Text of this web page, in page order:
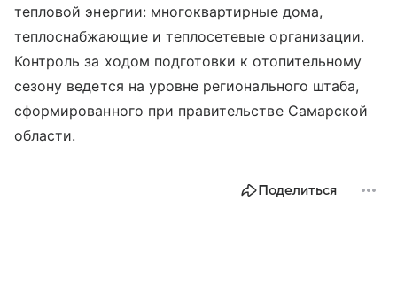
тепловой энергии: многоквартирные дома,
теплоснабжающие и теплосетевые организации.
Контроль за ходом подготовки к отопительному
сезону ведется на уровне регионального штаба,
сформированного при правительстве Самарской
области.
Поделиться